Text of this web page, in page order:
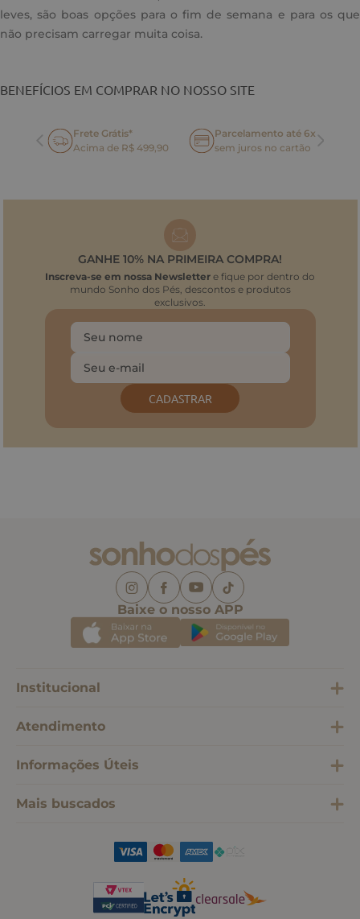
leves, são boas opções para o fim de semana e para os que
não precisam carregar muita coisa.
BENEFÍCIOS EM COMPRAR NO NOSSO SITE
Frete Grátis*
Acima de R$ 499,90
Parcelamento até 6x
sem juros no cartão
GANHE 10% NA PRIMEIRA COMPRA!
Inscreva-se em nossa Newsletter e fique por dentro do
mundo Sonho dos Pés, descontos e produtos
exclusivos.
CADASTRAR
Baixe o nosso APP
Institucional
Atendimento
Informações Úteis
Mais buscados